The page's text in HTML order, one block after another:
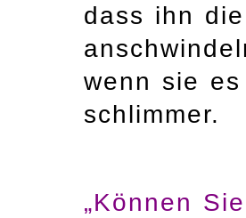
dass ihn
wenn sie
schlimmer.
„Können